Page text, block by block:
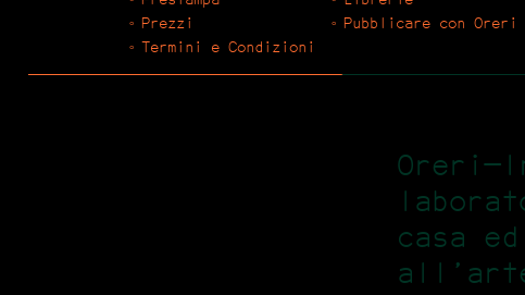
Prezzi
Termini e Condizioni
Pubblicare con Oreri
casa